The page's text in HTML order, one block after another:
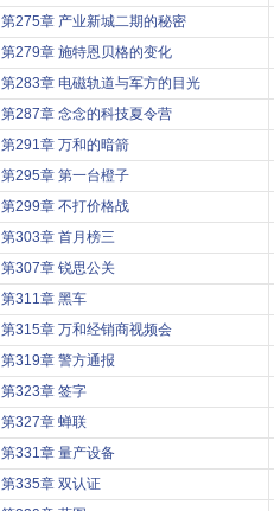
第275章 产业新城二期的秘密
第279章 施特恩贝格的变化
第283章 电磁轨道与军方的目光
第287章 念念的科技夏令营
第291章 万和的暗箭
第295章 第一台橙子
第299章 不打价格战
第303章 首月榜三
第307章 锐思公关
第311章 黑车
第315章 万和经销商视频会
第319章 警方通报
第323章 签字
第327章 蝉联
第331章 量产设备
第335章 双认证